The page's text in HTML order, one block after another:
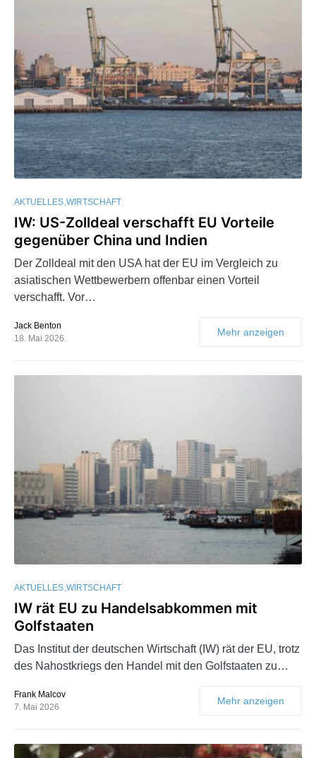
AKTUELLES WIRTSCHAFT
IW: US-Zolldeal verschafft EU Vorteile
gegenüber China und Indien
Der Zolldeal mit den USA hat der EU im Vergleich zu
asiatischen Wettbewerbern offenbar einen Vorteil
verschafft. Vor…
Jack Benton
18. Mai 2026
Mehr anzeigen
AKTUELLES WIRTSCHAFT
IW rät EU zu Handelsabkommen mit
Golfstaaten
Das Institut der deutschen Wirtschaft (IW) rät der EU, trotz
des Nahostkriegs den Handel mit den Golfstaaten zu…
Frank Malcov
7. Mai 2026
Mehr anzeigen